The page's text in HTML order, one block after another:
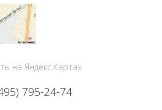
на Яндекс.Картах
795-24-74